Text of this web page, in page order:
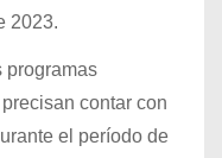
2023.
programas
contar con
el período de